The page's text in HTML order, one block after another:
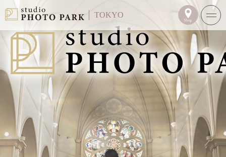
TOKYO